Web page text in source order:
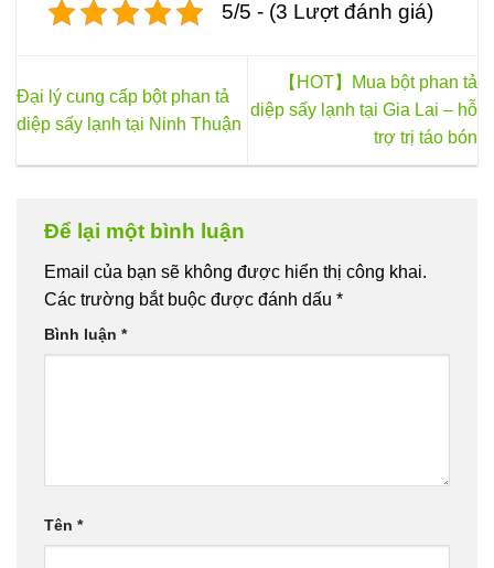
nhiều
tùy
thể
trang
phẩm
5/5 - (3 Lượt đánh giá)
Đại lý cung cấp bột phan tả
diệp sấy lạnh tại Ninh Thuận
【HOT】Mua bột phan tả
diệp sấy lạnh tại Gia Lai – hỗ
trợ trị táo bón
Để lại một bình luận
Email của bạn sẽ không được hiển thị công khai.
Các trường bắt buộc được đánh dấu *
Bình luận *
Tên *